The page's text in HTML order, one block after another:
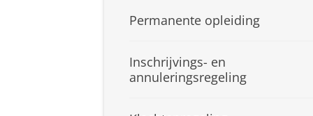
Permanente opleiding
Inschrijvings- en
annuleringsregeling